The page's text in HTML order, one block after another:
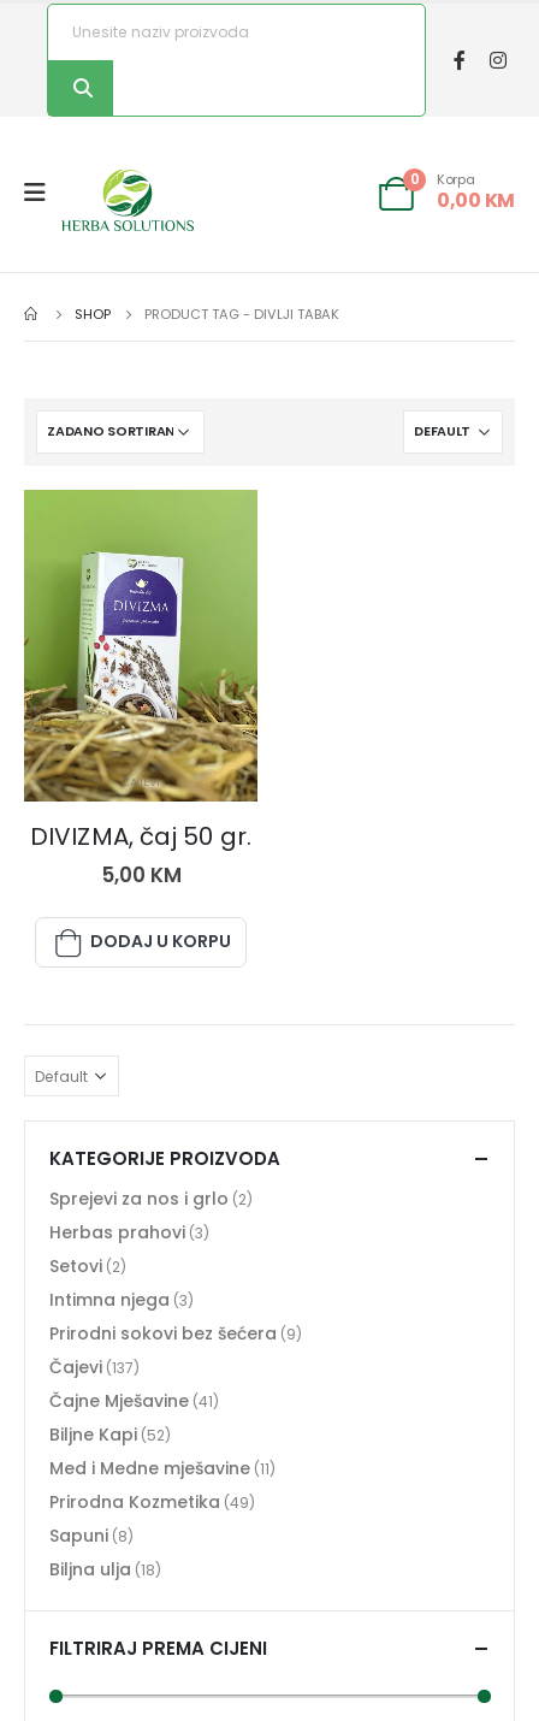
0 Korpa
0,00 KM
SHOP PRODUCT TAG - DIVLJI TABAK
ČAJEVI
DIVIZMA, čaj 50 gr.
5,00 KM
DODAJ U KORPU
KATEGORIJE PROIZVODA
Sprejevi za nos i grlo (2)
Herbas prahovi (3)
Setovi (2)
Intimna njega (3)
Prirodni sokovi bez šećera (9)
Čajevi (137)
Čajne Mješavine (41)
Biljne Kapi (52)
Med i Medne mješavine (11)
Prirodna Kozmetika (49)
Sapuni (8)
Biljna ulja (18)
FILTRIRAJ PREMA CIJENI